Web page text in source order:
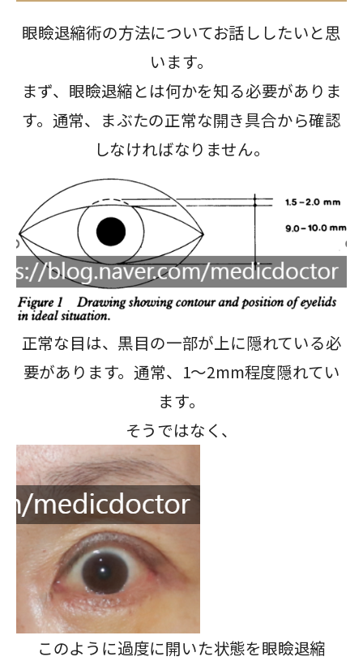
眼瞼退縮術の方法についてお話ししたいと思
います。
まず、眼瞼退縮とは何かを知る必要がありま
す。通常、まぶたの正常な開き具合から確認
しなければなりません。
正常な目は、黒目の一部が上に隠れている必
要があります。通常、1〜2mm程度隠れてい
ます。
そうではなく、
このように過度に開いた状態を眼瞼退縮